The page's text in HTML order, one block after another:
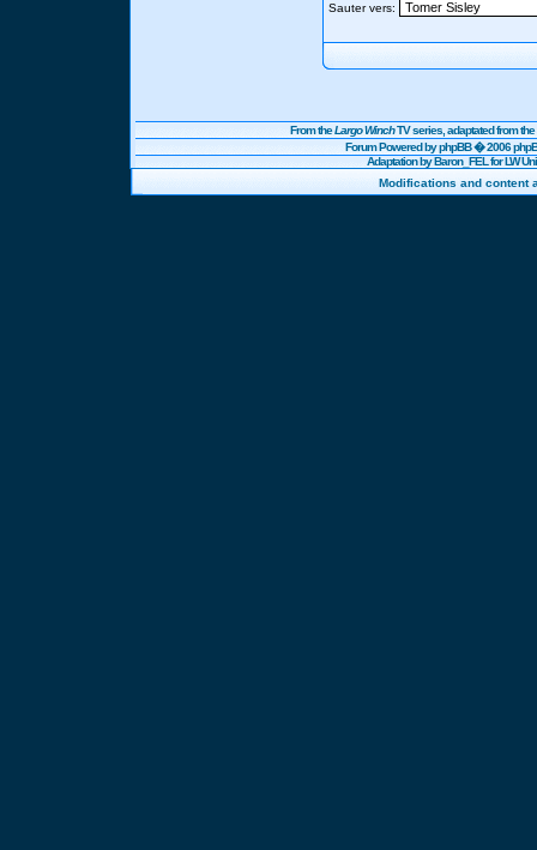
Sauter vers:
From theLargo WinchTV series, adaptated from
Forum Powered byphpBB� 2006
Adaptation by Baron_FEL for LW
Modifications and content